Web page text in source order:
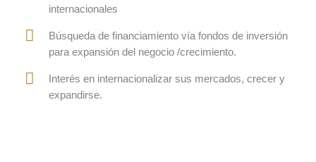
internacionales
Búsqueda de financiamiento vía fondos de inversión
para expansión del negocio /crecimiento.
Interés en internacionalizar sus mercados, crecer y
expandirse.